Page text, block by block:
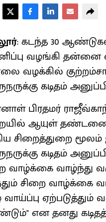
: கடந்த 30
வழங்கி தன்னை
வழக்கில்
கடிதம்
பிரதமர்
ஆயுள் தண்டனை
சிறைத்துறை
கடிதம்
வாழ்க்கை வாழ்ந்து
சிறை வாழ்க்கை
வாய்ப்பு
என தனது